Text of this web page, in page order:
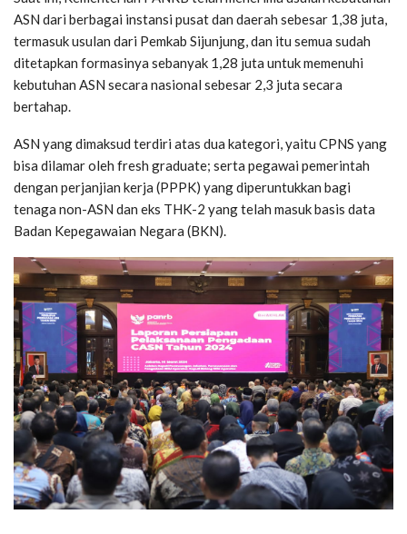
ASN dari berbagai instansi pusat dan daerah sebesar 1,38 juta,
termasuk usulan dari Pemkab Sijunjung, dan itu semua sudah
ditetapkan formasinya sebanyak 1,28 juta untuk memenuhi
kebutuhan ASN secara nasional sebesar 2,3 juta secara
bertahap.
ASN yang dimaksud terdiri atas dua kategori, yaitu CPNS yang
bisa dilamar oleh fresh graduate; serta pegawai pemerintah
dengan perjanjian kerja (PPPK) yang diperuntukkan bagi
tenaga non-ASN dan eks THK-2 yang telah masuk basis data
Badan Kepegawaian Negara (BKN).